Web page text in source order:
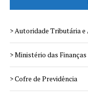
> Autoridade Tributária e
> Ministério das Finanças
> Cofre de Previdência